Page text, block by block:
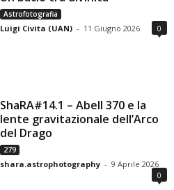
Astrofotografia
Luigi Civita (UAN) - 11 Giugno 2026 0
ShaRA#14.1 – Abell 370 e la
lente gravitazionale dell’Arco
del Drago
279
shara.astrophotography - 9 Aprile 2026
0